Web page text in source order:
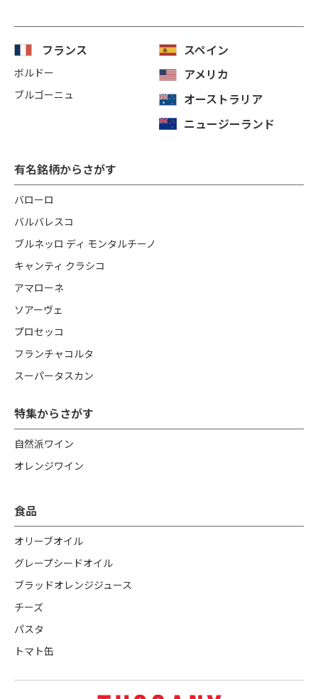
フランス
ボルドー
ブルゴーニュ
スペイン
アメリカ
オーストラリア
ニュージーランド
有名銘柄からさがす
バローロ
バルバレスコ
ブルネッロ ディ モンタルチーノ
キャンティ クラシコ
アマローネ
ソアーヴェ
プロセッコ
フランチャコルタ
スーパータスカン
特集からさがす
自然派ワイン
オレンジワイン
食品
オリーブオイル
グレープシードオイル
ブラッドオレンジジュース
チーズ
パスタ
トマト缶